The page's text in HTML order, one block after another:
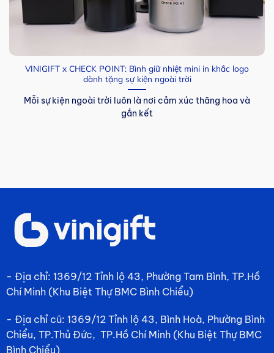
VINIGIFT x CHECK POINT: Bình giữ nhiệt mini in khắc logo
dành tặng sự kiện ngoài trời
Mỗi sự kiện ngoài trời luôn là nơi cảm xúc thăng hoa và
gắn kết
- Địa chỉ: 1369/12 Tỉnh lộ 43, Phường Tam Bình, TP.Hồ
Chí Minh (Khu Biệt Thự BMC Bình Chiểu)
- Địa chỉ cũ: 1369/12 Tỉnh lộ 43, Bình Hoà, Phường Bình
Chiểu, TP.Thủ Đức, TP.Hồ Chí Minh (Khu Biệt Thự BMC
Bình Chiểu)